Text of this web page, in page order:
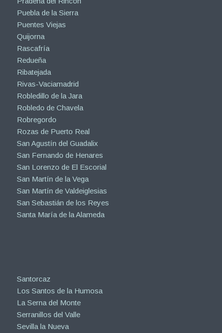
Puebla de la Sierra
Puentes Viejas
Quijorna
Rascafría
Redueña
Ribatejada
Rivas-Vaciamadrid
Robledillo de la Jara
Robledo de Chavela
Robregordo
Rozas de Puerto Real
San Agustín del Guadalix
San Fernando de Henares
San Lorenzo de El Escorial
San Martín de la Vega
San Martín de Valdeiglesias
San Sebastián de los Reyes
Santa María de la Alameda
Santorcaz
Los Santos de la Humosa
La Serna del Monte
Serranillos del Valle
Sevilla la Nueva